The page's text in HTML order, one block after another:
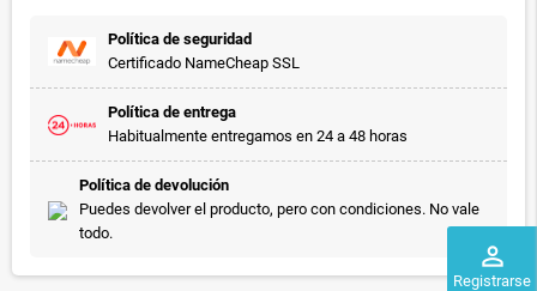
perm_identity
Registrarse
Política de seguridad
Certificado NameCheap SSL
Política de entrega
Habitualmente entregamos en 24 a 48 horas
Política de devolución
Puedes devolver el producto, pero con condiciones. No vale
todo.